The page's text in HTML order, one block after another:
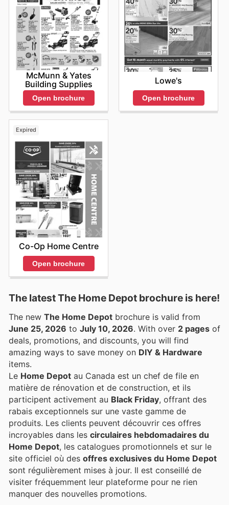
McMunn & Yates
Building Supplies
Open brochure
Lowe's
Open brochure
Expired
Co-Op Home Centre
Open brochure
The latest The Home Depot brochure is here!
The new The Home Depot brochure is valid from
June 25, 2026 to July 10, 2026 . With over 2 pages of
deals, promotions, and discounts, you will find
amazing ways to save money on DIY & Hardware
items.
Le Home Depot au Canada est un chef de file en
matière de rénovation et de construction, et ils
participent activement au Black Friday, offrant des
rabais exceptionnels sur une vaste gamme de
produits. Les clients peuvent découvrir ces offres
incroyables dans les circulaires hebdomadaires du
Home Depot, les catalogues promotionnels et sur le
site officiel où des offres exclusives du Home Depot
sont régulièrement mises à jour. Il est conseillé de
visiter fréquemment leur plateforme pour ne rien
manquer des nouvelles promotions.